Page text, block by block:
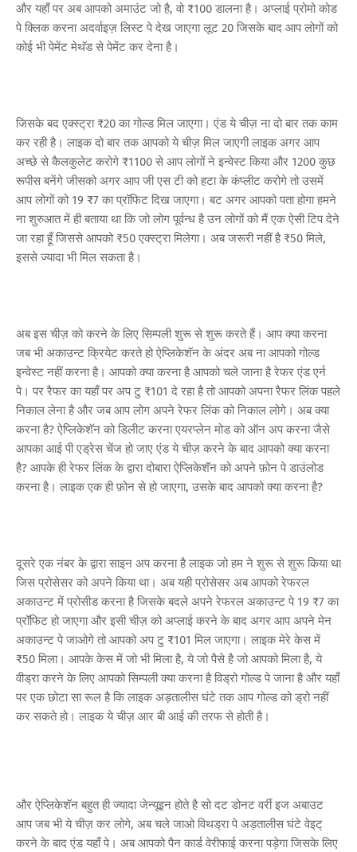
और यहाँ पर अब आपको अमाउंट जो है, वो ₹100 डालना है। अप्लाई प्रोमो कोड
पे क्लिक करना अदर्वाइज़ लिस्ट पे देख जाएगा लूट 20 जिसके बाद आप लोगों को
कोई भी पेमेंट मेथॅड से पेमेंट कर देना है।
जिसके बद एक्स्ट्रा ₹20 का गोल्ड मिल जाएगा। एंड ये चीज़ ना दो बार तक काम
कर रही है। लाइक दो बार तक आपको ये चीज़ मिल जाएगी लाइक अगर आप
अच्छे से कैलकुलेट करोगे ₹1100 से आप लोगों ने इन्वेस्ट किया और 1200 कुछ
रूपीस बनेंगे जीसको अगर आप जी एस टी को हटा के कंप्लीट करोगे तो उसमें
आप लोगों को 19 ₹7 का प्रॉफिट दिख जाएगा। बट अगर आपको पता होगा हमने
ना शुरुआत में ही बताया था कि जो लोग पूर्वन्ध है उन लोगों को मैं एक ऐसी टिप देने
जा रहा हूँ जिससे आपको ₹50 एक्स्ट्रा मिलेगा। अब जरूरी नहीं है ₹50 मिले,
इससे ज्यादा भी मिल सकता है।
अब इस चीज़ को करने के लिए सिम्पली शुरू से शुरू करते हैं। आप क्या करना
जब भी अकाउन्ट क्रियेट करते हो ऐप्लिकेशॅन के अंदर अब ना आपको गोल्ड
इन्वेस्ट नहीं करना है। आपको क्या करना है आपको चले जाना है रेफर एंड एर्न
पे। पर रैफर का यहाँ पर अप टु ₹101 दे रहा है तो आपको अपना रैफर लिंक पहले
निकाल लेना है और जब आप लोग अपने रेफर लिंक को निकाल लोगे। अब क्या
करना है? ऐप्लिकेशॅन को डिलीट करना एयरप्लेन मोड को ऑन अप करना जैसे
आपका आई पी एड्रेस चेंज हो जाए एंड ये चीज़ करने के बाद आपको क्या करना
है? आपके ही रेफर लिंक के द्वारा दोबारा ऐप्लिकेशॅन को अपने फ़ोन पे डाउंलोड
करना है। लाइक एक ही फ़ोन से हो जाएगा, उसके बाद आपको क्या करना है?
दूसरे एक नंबर के द्वारा साइन अप करना है लाइक जो हम ने शुरू से शुरू किया था
जिस प्रोसेसर को अपने किया था। अब यही प्रोसेसर अब आपको रेफरल
अकाउन्ट में प्रोसीड करना है जिसके बदले अपने रेफरल अकाउन्ट पे 19 ₹7 का
प्रॉफिट हो जाएगा और इसी चीज़ को अप्लाई करने के बाद अगर आप अपने मेन
अकाउन्ट पे जाओगे तो आपको अप टु ₹101 मिल जाएगा। लाइक मेरे केस में
₹50 मिला। आपके केस में जो भी मिला है, ये जो पैसे है जो आपको मिला है, ये
वीड्रा करने के लिए आपको सिम्पली क्या करना है विड्रो गोल्ड पे जाना है और यहाँ
पर एक छोटा सा रूल है कि लाइक अड़तालीस घंटे तक आप गोल्ड को ड्रो नहीं
कर सकते हो। लाइक ये चीज़ आर बी आई की तरफ से होती है।
और ऐप्लिकेशॅन बहुत ही ज्यादा जेन्यूइन होते है सो दट डोनट वर्री इज अबाउट
आप जब भी ये चीज़ कर लोगे, अब चले जाओ विथड्रा पे अड़तालीस घंटे वेइट्
करने के बाद एंड यहाँ पे। अब आपको पैन कार्ड वेरीफाई करना पड़ेगा जिसके लिए